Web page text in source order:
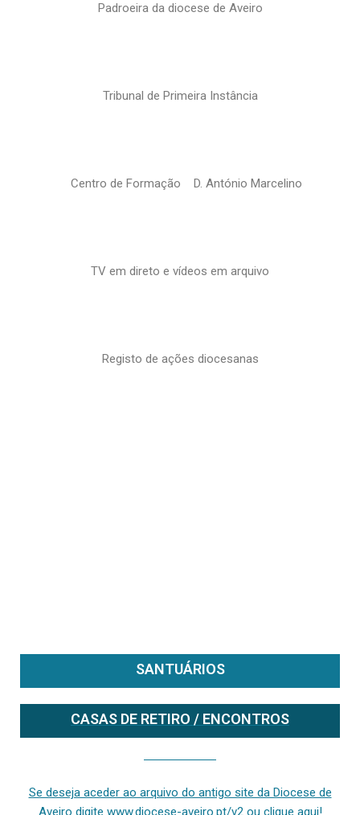
Padroeira da diocese de Aveiro
Tribunal de Primeira Instância
Centro de Formação D. António Marcelino
TV em direto e vídeos em arquivo
Registo de ações diocesanas
SANTUÁRIOS
CASAS DE RETIRO / ENCONTROS
Se deseja aceder ao arquivo do antigo site da Diocese de
Aveiro digite www.diocese-aveiro.pt/v2 ou clique aqui!